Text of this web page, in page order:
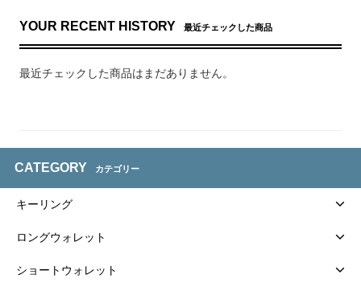
YOUR RECENT HISTORY 最近チェックした商品
最近チェックした商品はまだありません。
CATEGORY カテゴリー
キーリング
ロングウォレット
ショートウォレット